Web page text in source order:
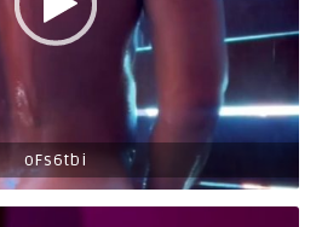
oFs6tbi